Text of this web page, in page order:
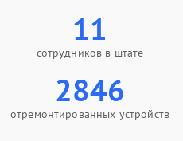
11
сотрудников в штате
2846
отремонтированных устройств